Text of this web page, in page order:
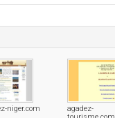
niger.com
agadez-